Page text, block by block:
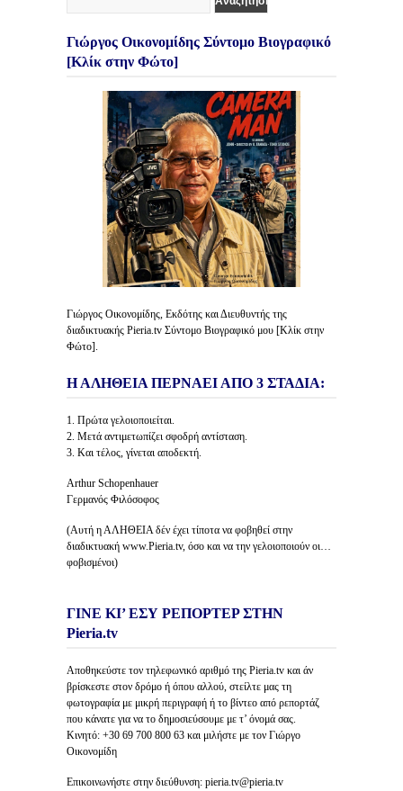
Γιώργος Οικονομίδης Σύντομο Βιογραφικό
[Κλίκ στην Φώτο]
Γιώργος Οικονομίδης, Εκδότης και Διευθυντής της
διαδικτυακής Pieria.tv Σύντομο Βιογραφικό μου [Κλίκ στην
Φώτο].
Η ΑΛΗΘΕΙΑ ΠΕΡΝΑΕΙ ΑΠΟ 3 ΣΤΑΔΙΑ:
1. Πρώτα γελοιοποιείται.
2. Μετά αντιμετωπίζει σφοδρή αντίσταση.
3. Και τέλος, γίνεται αποδεκτή.
Arthur Schopenhauer
Γερμανός Φιλόσοφος
(Αυτή η ΑΛΗΘΕΙΑ δέν έχει τίποτα να φοβηθεί στην
διαδικτυακή www.Pieria.tv, όσο και να την γελοιοποιούν οι…
φοβισμένοι)
ΓΙΝΕ ΚΙ’ ΕΣΥ ΡΕΠΟΡΤΕΡ ΣΤΗΝ
Pieria.tv
Αποθηκεύστε τον τηλεφωνικό αριθμό της Pieria.tv και άν
βρίσκεστε στον δρόμο ή όπου αλλού, στείλτε μας τη
φωτογραφία με μικρή περιγραφή ή το βίντεο από ρεπορτάζ
που κάνατε για να το δημοσιεύσουμε με τ’ όνομά σας.
Κινητό: +30 69 700 800 63 και μιλήστε με τον Γιώργο
Οικονομίδη
Επικοινωνήστε στην διεύθυνση: pieria.tv@pieria.tv